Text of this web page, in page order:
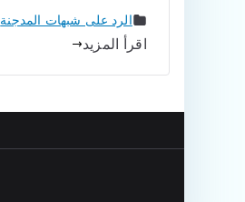
الرد على شبهات المدجنة
اقرأ المزيد